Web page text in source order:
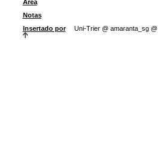
Área
Notas
Insertado por
Uni-Trier @ amaranta_sg @